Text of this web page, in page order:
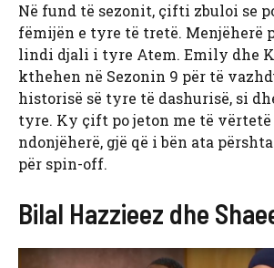
Në fund të sezonit, çifti zbuloi se
fëmijën e tyre të tretë. Menjëherë
lindi djali i tyre Atem. Emily dhe
kthehen në Sezonin 9 për të
historisë së tyre të dashurisë, si
tyre. Ky çift po jeton me të
ndonjëherë, gjë që i bën ata
për spin-off.
Bilal Hazzieez dhe